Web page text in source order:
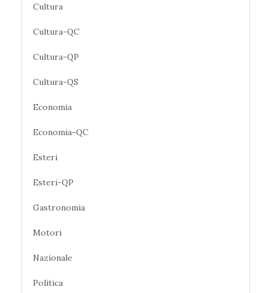
Cultura
Cultura-QC
Cultura-QP
Cultura-QS
Economia
Economia-QC
Esteri
Esteri-QP
Gastronomia
Motori
Nazionale
Politica